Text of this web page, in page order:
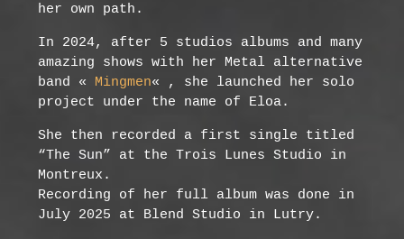
her own path.
In 2024, after 5 studios albums and many
amazing shows with her Metal alternative
band « Mingmen« , she launched her solo
project under the name of Eloa.
She then recorded a first single titled
“The Sun” at the Trois Lunes Studio in
Montreux.
Recording of her full album was done in
July 2025 at Blend Studio in Lutry.